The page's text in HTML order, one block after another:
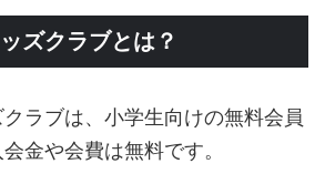
ズクラブとは？
ラブは、小学生向けの無料会員
金や会費は無料です。